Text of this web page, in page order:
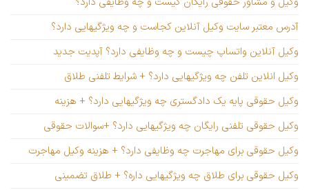
آدرس معتبر سایت وکیل آنلاین کجاست و چه ویژگیهایی دارد؟
وکیل آنلاین واتساپ چیست و چه وظایفی دارد؟ آپدیت جدید
وکیل انلاین تلفن چه ویژگیهایی دارد؟ + شرایط تلفنی طلاق
وکیل حقوقی پایه یک دادگستری چه ویژگیهایی دارد؟ + هزینه
وکیل حقوقی تلفنی رایگان چه ویژگیهایی دارد؟ +سوالات حقوقی
وکیل حقوقی برای مهاجرت چه وظایفی دارد؟ + هزینه وکیل مهاجرت
وکیل حقوقی برای طلاق چه ویژگیهایی داره؟ + طلاق تضمینی